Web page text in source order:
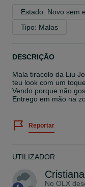
Estado: Novo sem
Tipo: Malas
DESCRIÇÃO
Mala tiracolo da Liu
teu look com um
Vendo porque não
Entrego em mão na
Reportar
UTILIZADOR
Cristiana
No OLX